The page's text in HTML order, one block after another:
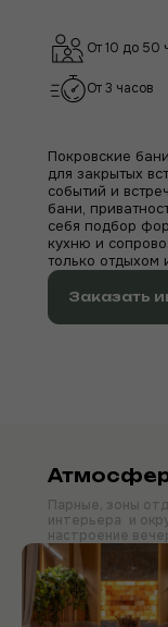
Покровские
для закрытых
событий и
бани,
себя подбор
кухню и
только отдыхом
Заказать
От 10 до 50
От 3 часов
Парные, зоны
интерьера и
настроение